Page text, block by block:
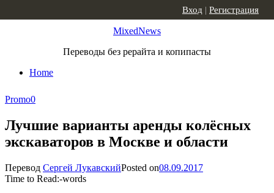
MixedNews
Переводы без рерайта и копипасты
Home
Вход | Регистрация
Promo0
Лучшие варианты аренды колёсных
экскаваторов в Москве и области
Перевод Сергей ЛукавскийPosted on08.09.2017
Time to Read:-words